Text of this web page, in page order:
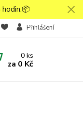
Přihlášení
0ks
za 0 Kč